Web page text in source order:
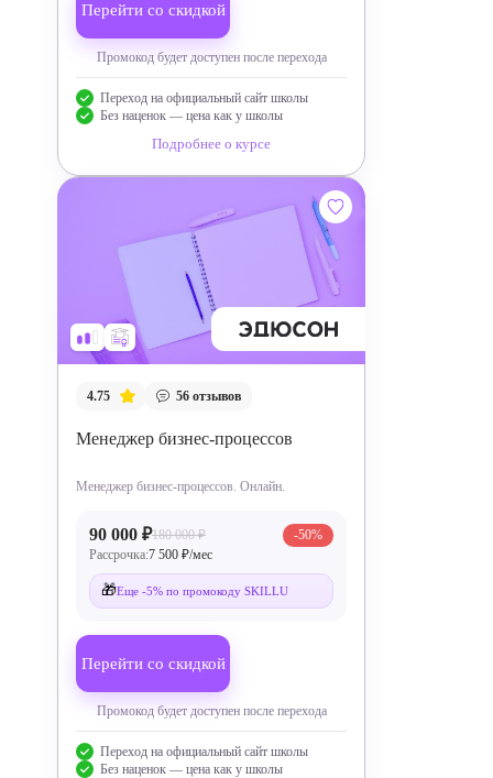
Перейти со скидкой
Промокод будет доступен после перехода
Переход на официальный сайт школы
Без наценок — цена как у школы
Подробнее о курсе
4.75 56 отзывов
Менеджер бизнес-процессов
Менеджер бизнес-процессов. Онлайн.
90 000 ₽180 000 ₽
Рассрочка:7 500 ₽/мес
-50%
🎁Еще -5% по промокоду SKILLU
Перейти со скидкой
Промокод будет доступен после перехода
Переход на официальный сайт школы
Без наценок — цена как у школы